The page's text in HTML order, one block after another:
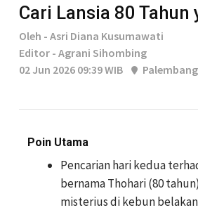
Cari Lansia 80 Tahun
Oleh - Asri Diana Kusumawati
Editor - Agrani Sihombing
02 Jun 2026 09:39 WIB
Palembang
Poin Utama
Pencarian hari kedua
bernama Thohari (80
misterius di kebun